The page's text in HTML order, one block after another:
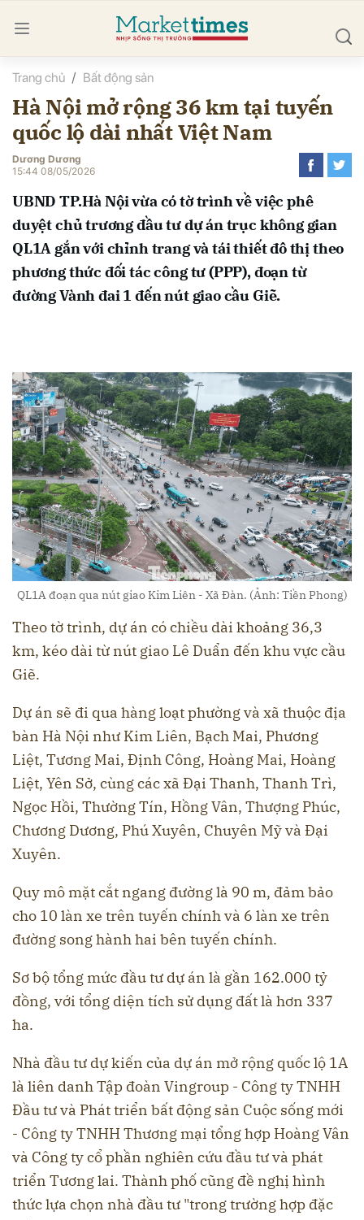
Trang chủ Bất động sản
Hà Nội mở rộng 36 km tại tuyến
quốc lộ dài nhất Việt Nam
Dương Dương
15:44 08/05/2026
UBND TP.Hà Nội vừa có tờ trình về việc phê
duyệt chủ trương đầu tư dự án trục không gian
QL1A gắn với chỉnh trang và tái thiết đô thị theo
phương thức đối tác công tư (PPP), đoạn từ
đường Vành đai 1 đến nút giao cầu Giẽ.
QL1A đoạn qua nút giao Kim Liên - Xã Đàn. (Ảnh: Tiền Phong)
Theo tờ trình, dự án có chiều dài khoảng 36,3
km, kéo dài từ nút giao Lê Duẩn đến khu vực cầu
Giẽ.
Dự án sẽ đi qua hàng loạt phường và xã thuộc địa
bàn Hà Nội như Kim Liên, Bạch Mai, Phương
Liệt, Tương Mai, Định Công, Hoàng Mai, Hoàng
Liệt, Yên Sở, cùng các xã Đại Thanh, Thanh Trì,
Ngọc Hồi, Thường Tín, Hồng Vân, Thượng Phúc,
Chương Dương, Phú Xuyên, Chuyên Mỹ và Đại
Xuyên.
Quy mô mặt cắt ngang đường là 90 m, đảm bảo
cho 10 làn xe trên tuyến chính và 6 làn xe trên
đường song hành hai bên tuyến chính.
Sơ bộ tổng mức đầu tư dự án là gần 162.000 tỷ
đồng, với tổng diện tích sử dụng đất là hơn 337
ha.
Nhà đầu tư dự kiến của dự án mở rộng quốc lộ 1A
là liên danh Tập đoàn Vingroup - Công ty TNHH
Đầu tư và Phát triển bất động sản Cuộc sống mới
- Công ty TNHH Thương mại tổng hợp Hoàng Vân
và Công ty cổ phần nghiên cứu đầu tư và phát
triển Tương lai. Thành phố cũng đề nghị hình
thức lựa chọn nhà đầu tư "trong trường hợp đặc
luận
Hủy